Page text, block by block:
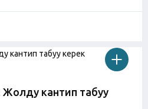
Жолду кантип табуу